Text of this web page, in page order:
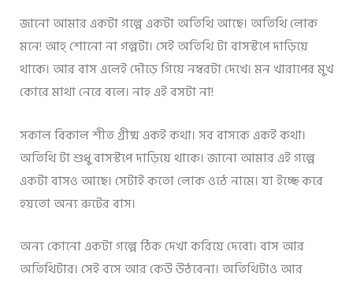
জানো আমার একটা গল্পে একটা অতিথি আছে। অতিথি লোক
মনে! আহ্ শোনো না গল্পটা। সেই অতিথি টা বাসস্টপে দাড়িয়ে
থাকে। আর বাস এলেই দৌড়ে গিয়ে নম্বরটা দেখে। মন খারাপের মুখ
কোরে মাথা নেরে বলে। নাহ এই বসটা না!
সকাল বিকাল শীত গ্রীষ্ম একই কথা। সব বাসকে একই কথা।
অতিথি টা শুধু বাসস্টপে দাড়িয়ে থাকে। জানো আমার এই গল্পে
একটা বাসও আছে। সেটাই কতো লোক ওঠে নামে। যা ইচ্ছে করে
হয়তো অন্য রুটের বাস।
অন্য কোনো একটা গল্পে ঠিক দেখা করিয়ে দেবো। বাস আর
অতিথিটার। সেই বসে আর কেউ উঠবেনা। অতিথিটাও আর